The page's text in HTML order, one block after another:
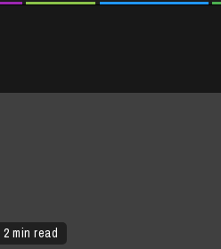
2 min read